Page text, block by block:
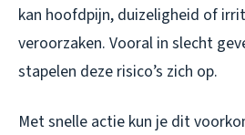
kan hoofdpijn, duizeligheid of
veroorzaken. Vooral in slecht
stapelen deze risico’s zich op.
Met snelle actie kun je dit